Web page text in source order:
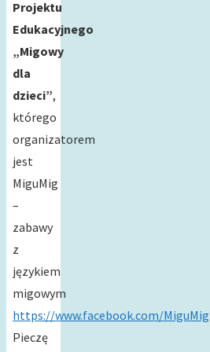
Projektu
Edukacyjnego
„Migowy
dla
dzieci”,
którego
organizatorem
jest
MiguMig
–
zabawy
z
językiem
migowym
https://www.facebook.com/
Pieczę